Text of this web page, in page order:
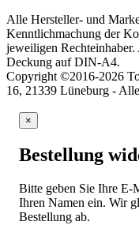
Alle Hersteller- und
Kenntlichmachung der
jeweiligen
Deckung auf DIN-A4.
Copyright ©2016-2026
16, 21339 Lüneburg -
×
Bestellung
Bitte geben Sie Ihre E-
Ihren Namen ein. Wir
Bestellung ab.